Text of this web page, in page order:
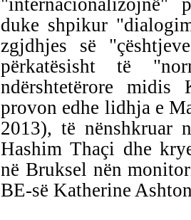
"internacionalizojnë"
duke shpikur
zgjdhjes së
përkatësisht të
ndërshtetërore midis
provon edhe lidhja e
2013), të nënshkruar
Hashim Thaçi dhe
në Bruksel nën
BE-së Katherine